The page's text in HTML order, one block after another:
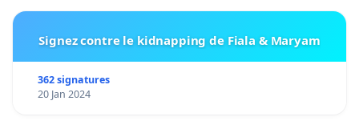
Signez contre le kidnapping de Fiala & Maryam
362 signatures
20 Jan 2024